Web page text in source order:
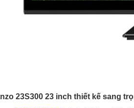
23S300 23 inch thiết kế sang